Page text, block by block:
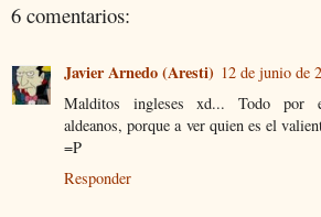
6 comentarios:
Javier Arnedo (Aresti) 12 de junio de
Malditos ingleses xd... Todo por
aldeanos, porque a ver quien es el
=P
Responder